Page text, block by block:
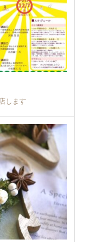
します